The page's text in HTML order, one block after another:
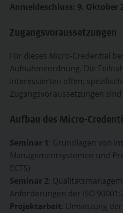
Anmeldeschluss: 9. Oktober
Zugangsvoraussetzungen
Für dieses Micro-Credential
Aufnahmeordnung. Die
Interessierten offen;
Zugangsvoraussetzungen
Aufbau des Micro-
Seminar 1 : Grundlagen von
Managementsystemen und
ECTS)
Seminar 2:
Anforderungen der ISO
Projektarbeit: Umsetzung der